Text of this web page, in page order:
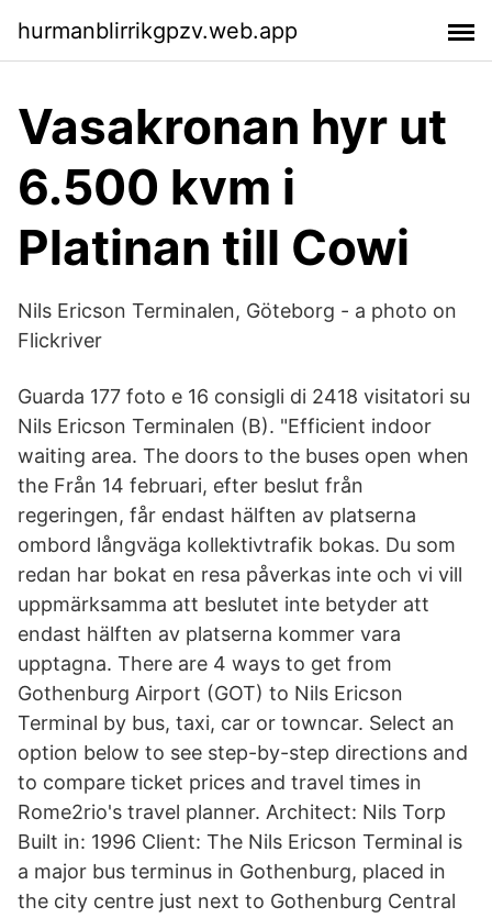
hurmanblirrikgpzv.web.app
Vasakronan hyr ut
6.500 kvm i
Platinan till Cowi
Nils Ericson Terminalen, Göteborg - a photo on
Flickriver
Guarda 177 foto e 16 consigli di 2418 visitatori su
Nils Ericson Terminalen (B). "Efficient indoor
waiting area. The doors to the buses open when
the Från 14 februari, efter beslut från
regeringen, får endast hälften av platserna
ombord långväga kollektivtrafik bokas. Du som
redan har bokat en resa påverkas inte och vi vill
uppmärksamma att beslutet inte betyder att
endast hälften av platserna kommer vara
upptagna. There are 4 ways to get from
Gothenburg Airport (GOT) to Nils Ericson
Terminal by bus, taxi, car or towncar. Select an
option below to see step-by-step directions and
to compare ticket prices and travel times in
Rome2rio's travel planner. Architect: Nils Torp
Built in: 1996 Client: The Nils Ericson Terminal is
a major bus terminus in Gothenburg, placed in
the city centre just next to Gothenburg Central